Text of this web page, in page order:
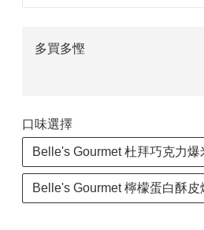
多買多慳
口味選擇
Belle's Gourmet 杜拜巧克力爆
Belle's Gourmet 檸檬蛋白酥皮